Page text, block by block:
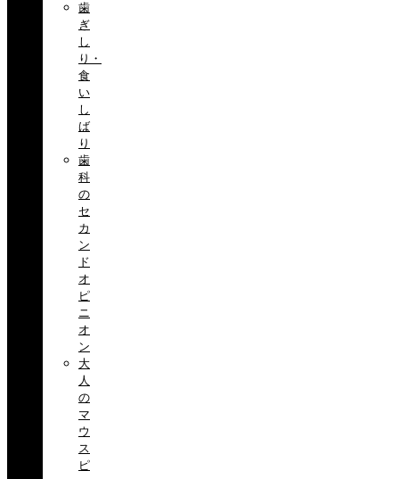
歯
ぎ
し
り・
食
い
し
ば
り
歯
科
の
セ
カ
ン
ド
オ
ピ
ニ
オ
ン
大
人
の
マ
ウ
ス
ピ